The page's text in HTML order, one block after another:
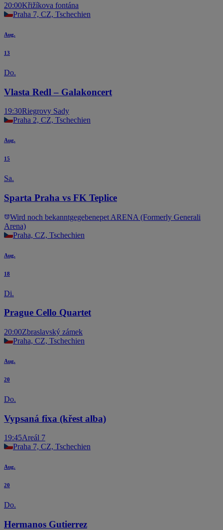
20:00Křižíkova fontána
Praha 7, CZ, Tschechien
Aug.
13
Do.
Vlasta Redl – Galakoncert
19:30Riegrovy Sady
Praha 2, CZ, Tschechien
Aug.
15
Sa.
Sparta Praha vs FK Teplice
Wird noch bekanntgegebenepet ARENA (Formerly Generali
Arena)
Praha, CZ, Tschechien
Aug.
18
Di.
Prague Cello Quartet
20:00Zbraslavský zámek
Praha, CZ, Tschechien
Aug.
20
Do.
Vypsaná fixa (křest alba)
19:45Areál 7
Praha 7, CZ, Tschechien
Aug.
20
Do.
Hermanos Gutierrez